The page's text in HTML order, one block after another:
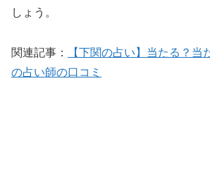
しょう。
関連記事：
【下関の占い】当たる？当
の占い師の口コミ